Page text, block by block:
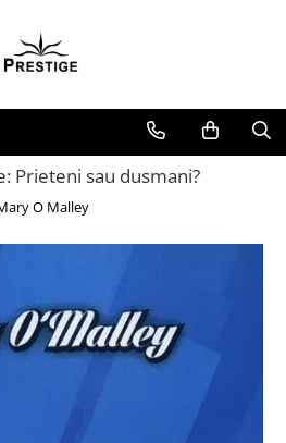
Prieteni sau dusmani?
O Malley